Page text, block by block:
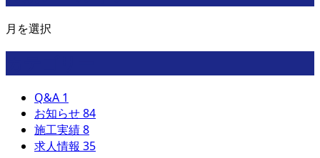
月を選択
Q&A 1
お知らせ84
施工実績8
求人情報 35